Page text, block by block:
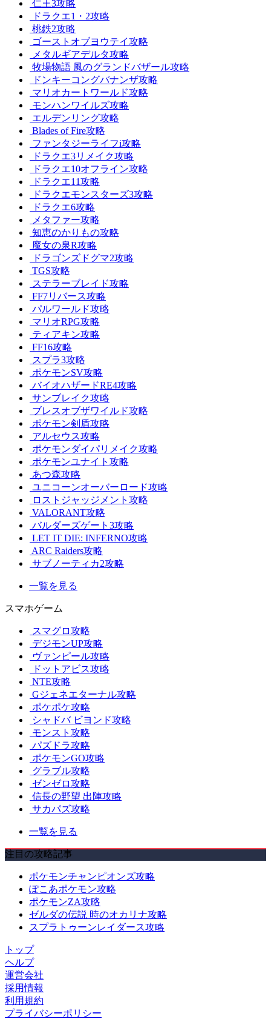
仁王3攻略
ドラクエ1・2攻略
桃鉄2攻略
ゴーストオブヨウテイ攻略
メタルギアデルタ攻略
牧場物語 風のグランドバザール攻略
ドンキーコングバナンザ攻略
マリオカートワールド攻略
モンハンワイルズ攻略
エルデンリング攻略
Blades of Fire攻略
ファンタジーライフi攻略
ドラクエ3リメイク攻略
ドラクエ10オフライン攻略
ドラクエ11攻略
ドラクエモンスターズ3攻略
ドラクエ6攻略
メタファー攻略
知恵のかりもの攻略
魔女の泉R攻略
ドラゴンズドグマ2攻略
TGS攻略
ステラーブレイド攻略
FF7リバース攻略
パルワールド攻略
マリオRPG攻略
ティアキン攻略
FF16攻略
スプラ3攻略
ポケモンSV攻略
バイオハザードRE4攻略
サンブレイク攻略
ブレスオブザワイルド攻略
ポケモン剣盾攻略
アルセウス攻略
ポケモンダイパリメイク攻略
ポケモンユナイト攻略
あつ森攻略
ユニコーンオーバーロード攻略
ロストジャッジメント攻略
VALORANT攻略
バルダーズゲート3攻略
LET IT DIE: INFERNO攻略
ARC Raiders攻略
サブノーティカ2攻略
一覧を見る
スマホゲーム
スマグロ攻略
デジモンUP攻略
ヴァンピール攻略
ドットアビス攻略
NTE攻略
Gジェネエターナル攻略
ポケポケ攻略
シャドバ ビヨンド攻略
モンスト攻略
パズドラ攻略
ポケモンGO攻略
グラブル攻略
ゼンゼロ攻略
信長の野望 出陣攻略
サカパズ攻略
一覧を見る
注目の攻略記事
ポケモンチャンピオンズ攻略
ぽこあポケモン攻略
ポケモンZA攻略
ゼルダの伝説 時のオカリナ攻略
スプラトゥーンレイダース攻略
トップ
ヘルプ
運営会社
採用情報
利用規約
プライバシーポリシー